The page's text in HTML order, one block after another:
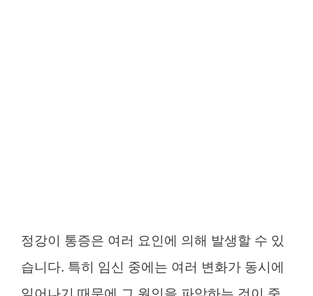
정강이 통증은 여러 요인에 의해 발생할 수 있
습니다. 특히 임신 중에는 여러 변화가 동시에